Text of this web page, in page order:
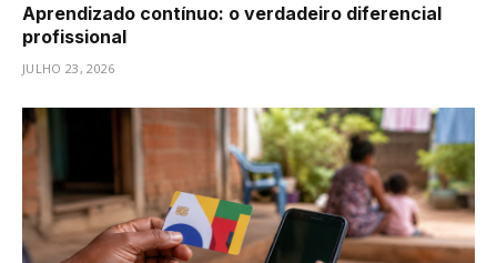
Aprendizado contínuo: o verdadeiro diferencial
profissional
JULHO 23, 2026